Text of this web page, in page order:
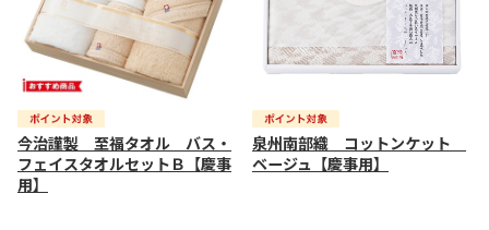
今治謹製 至福タオル バス・
フェイスタオルセットＢ【慶事
用】
泉州南部織 コットンケット
ベージュ【慶事用】